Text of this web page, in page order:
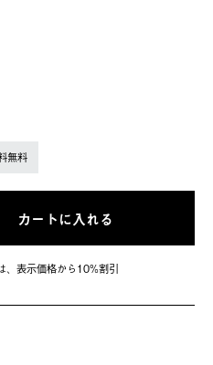
無料
カートに入れる
表⽰価格から10%割引